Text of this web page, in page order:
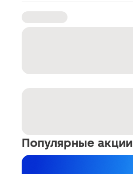
Популярные акции